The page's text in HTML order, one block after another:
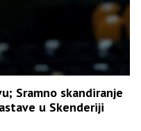
Sramno skandiranje
u Skenderiji